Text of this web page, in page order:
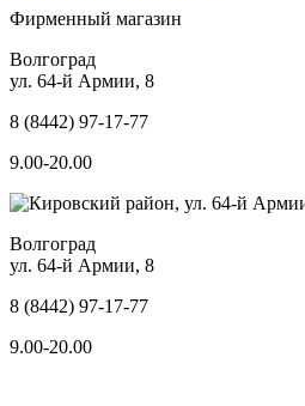
Фирменный магазин
Волгоград
ул. 64-й Армии, 8
8 (8442) 97-17-77
9.00-20.00
Волгоград
ул. 64-й Армии, 8
8 (8442) 97-17-77
9.00-20.00